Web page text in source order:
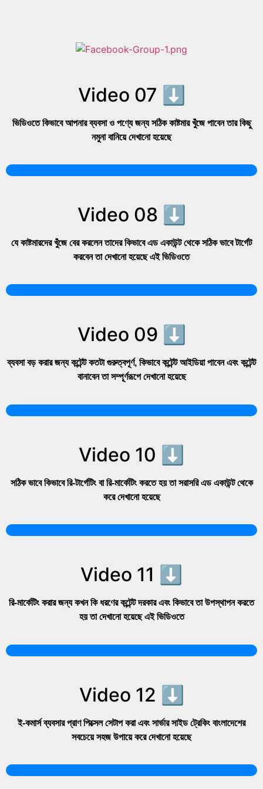
Video 07 ⬇
ভিডিওতে কিভাবে আপনার ব্যবসা ও পণ্যে জন্য সঠিক কাষ্টমার খুঁজে পাবেন তার কিছু
নমুনা বানিয়ে দেখানো হয়েছে
Video 08 ⬇
যে কাষ্টমারদের খুঁজে বের করলেন তাদের কিভাবে এড একাউন্ট থেকে সঠিক ভাবে টার্গেট
করবেন তা দেখানো হয়েছে এই ভিডিওতে
Video 09 ⬇
ব্যবসা বড় করার জন্য কন্টেন্ট কতটা গুরুত্বপূর্ণ, কিভাবে কন্টেন্ট আইডিয়া পাবেন এবং কন্টেন্ট
বানাবেন তা সম্পূর্ণরূপে দেখানো হয়েছে
Video 10 ⬇
সঠিক ভাবে কিভাবে রি-টার্গেটিং বা রি-মার্কেটিং করতে হয় তা সরাসরি এড একাউন্ট থেকে
করে দেখানো হয়েছে
Video 11 ⬇
রি-মার্কেটিং করার জন্য কখন কি ধরণের কন্টেন্ট দরকার এবং কিভাবে তা উপস্থাপন করতে
হয় তা দেখানো হয়েছে এই ভিডিওতে
Video 12 ⬇
ই-কমার্স ব্যবসার প্রাণ পিক্সেল সেটাপ করা এবং সার্ভার সাইড ট্রেকিং বাংলাদেশের
সবচেয়ে সহজ উপায়ে করে দেখানো হয়েছে